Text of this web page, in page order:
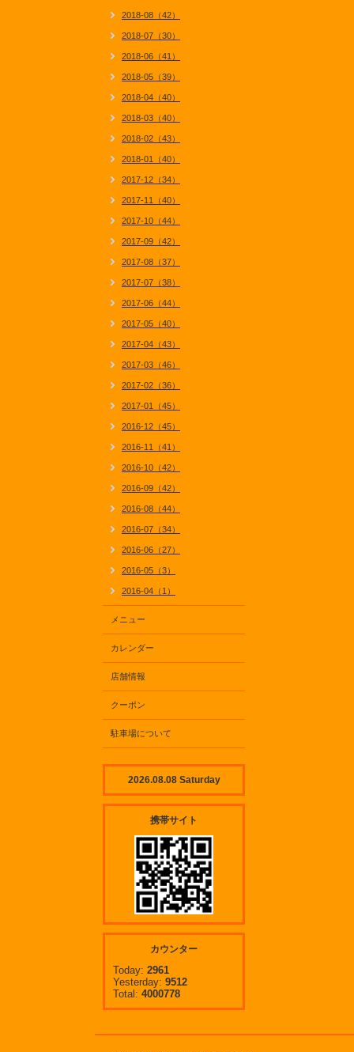
2018-08（42）
2018-07（30）
2018-06（41）
2018-05（39）
2018-04（40）
2018-03（40）
2018-02（43）
2018-01（40）
2017-12（34）
2017-11（40）
2017-10（44）
2017-09（42）
2017-08（37）
2017-07（38）
2017-06（44）
2017-05（40）
2017-04（43）
2017-03（46）
2017-02（36）
2017-01（45）
2016-12（45）
2016-11（41）
2016-10（42）
2016-09（42）
2016-08（44）
2016-07（34）
2016-06（27）
2016-05（3）
2016-04（1）
メニュー
カレンダー
店舗情報
クーポン
駐車場について
2026.08.08 Saturday
携帯サイト
カウンター
Today: 2961
Yesterday: 9512
Total: 4000778